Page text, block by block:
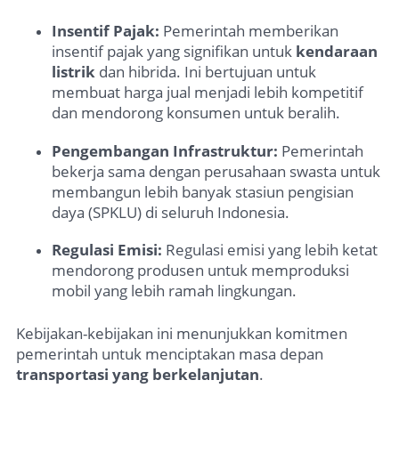
Insentif Pajak: Pemerintah memberikan
insentif pajak yang signifikan untuk kendaraan
listrik dan hibrida. Ini bertujuan untuk
membuat harga jual menjadi lebih kompetitif
dan mendorong konsumen untuk beralih.
Pengembangan Infrastruktur: Pemerintah
bekerja sama dengan perusahaan swasta untuk
membangun lebih banyak stasiun pengisian
daya (SPKLU) di seluruh Indonesia.
Regulasi Emisi: Regulasi emisi yang lebih ketat
mendorong produsen untuk memproduksi
mobil yang lebih ramah lingkungan.
Kebijakan-kebijakan ini menunjukkan komitmen
pemerintah untuk menciptakan masa depan
transportasi yang berkelanjutan.